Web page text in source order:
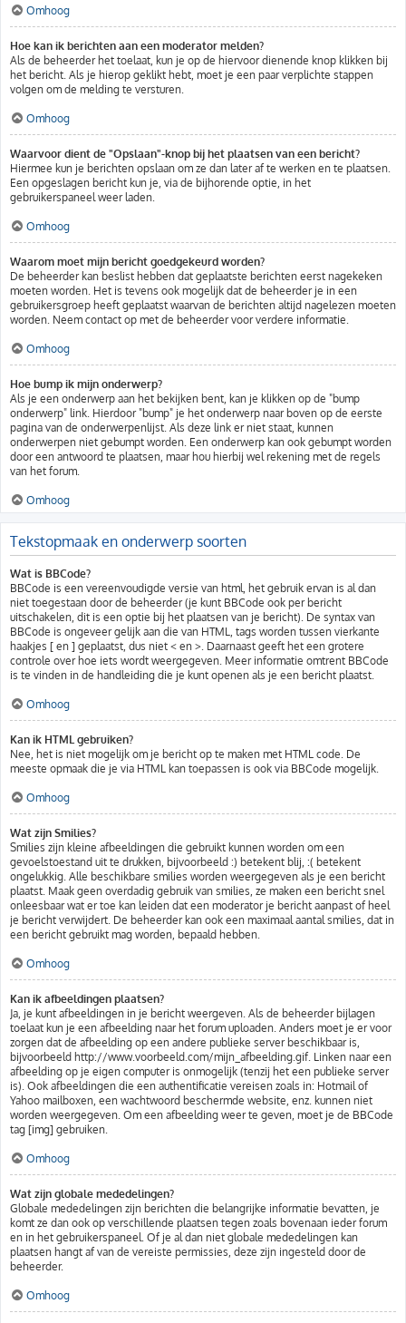
Omhoog
Hoe kan ik berichten aan een moderator melden?
Als de beheerder het toelaat, kun je op de hiervoor dienende knop klikken bij
het bericht. Als je hierop geklikt hebt, moet je een paar verplichte stappen
volgen om de melding te versturen.
Omhoog
Waarvoor dient de "Opslaan"-knop bij het plaatsen van een bericht?
Hiermee kun je berichten opslaan om ze dan later af te werken en te plaatsen.
Een opgeslagen bericht kun je, via de bijhorende optie, in het
gebruikerspaneel weer laden.
Omhoog
Waarom moet mijn bericht goedgekeurd worden?
De beheerder kan beslist hebben dat geplaatste berichten eerst nagekeken
moeten worden. Het is tevens ook mogelijk dat de beheerder je in een
gebruikersgroep heeft geplaatst waarvan de berichten altijd nagelezen moeten
worden. Neem contact op met de beheerder voor verdere informatie.
Omhoog
Hoe bump ik mijn onderwerp?
Als je een onderwerp aan het bekijken bent, kan je klikken op de "bump
onderwerp" link. Hierdoor "bump" je het onderwerp naar boven op de eerste
pagina van de onderwerpenlijst. Als deze link er niet staat, kunnen
onderwerpen niet gebumpt worden. Een onderwerp kan ook gebumpt worden
door een antwoord te plaatsen, maar hou hierbij wel rekening met de regels
van het forum.
Omhoog
Tekstopmaak en onderwerp soorten
Wat is BBCode?
BBCode is een vereenvoudigde versie van html, het gebruik ervan is al dan
niet toegestaan door de beheerder (je kunt BBCode ook per bericht
uitschakelen, dit is een optie bij het plaatsen van je bericht). De syntax van
BBCode is ongeveer gelijk aan die van HTML, tags worden tussen vierkante
haakjes [ en ] geplaatst, dus niet < en >. Daarnaast geeft het een grotere
controle over hoe iets wordt weergegeven. Meer informatie omtrent BBCode
is te vinden in de handleiding die je kunt openen als je een bericht plaatst.
Omhoog
Kan ik HTML gebruiken?
Nee, het is niet mogelijk om je bericht op te maken met HTML code. De
meeste opmaak die je via HTML kan toepassen is ook via BBCode mogelijk.
Omhoog
Wat zijn Smilies?
Smilies zijn kleine afbeeldingen die gebruikt kunnen worden om een
gevoelstoestand uit te drukken, bijvoorbeeld :) betekent blij, :( betekent
ongelukkig. Alle beschikbare smilies worden weergegeven als je een bericht
plaatst. Maak geen overdadig gebruik van smilies, ze maken een bericht snel
onleesbaar wat er toe kan leiden dat een moderator je bericht aanpast of heel
je bericht verwijdert. De beheerder kan ook een maximaal aantal smilies, dat in
een bericht gebruikt mag worden, bepaald hebben.
Omhoog
Kan ik afbeeldingen plaatsen?
Ja, je kunt afbeeldingen in je bericht weergeven. Als de beheerder bijlagen
toelaat kun je een afbeelding naar het forum uploaden. Anders moet je er voor
zorgen dat de afbeelding op een andere publieke server beschikbaar is,
bijvoorbeeld http://www.voorbeeld.com/mijn_afbeelding.gif. Linken naar een
afbeelding op je eigen computer is onmogelijk (tenzij het een publieke server
is). Ook afbeeldingen die een authentificatie vereisen zoals in: Hotmail of
Yahoo mailboxen, een wachtwoord beschermde website, enz. kunnen niet
worden weergegeven. Om een afbeelding weer te geven, moet je de BBCode
tag [img] gebruiken.
Omhoog
Wat zijn globale mededelingen?
Globale mededelingen zijn berichten die belangrijke informatie bevatten, je
komt ze dan ook op verschillende plaatsen tegen zoals bovenaan ieder forum
en in het gebruikerspaneel. Of je al dan niet globale mededelingen kan
plaatsen hangt af van de vereiste permissies, deze zijn ingesteld door de
beheerder.
Omhoog